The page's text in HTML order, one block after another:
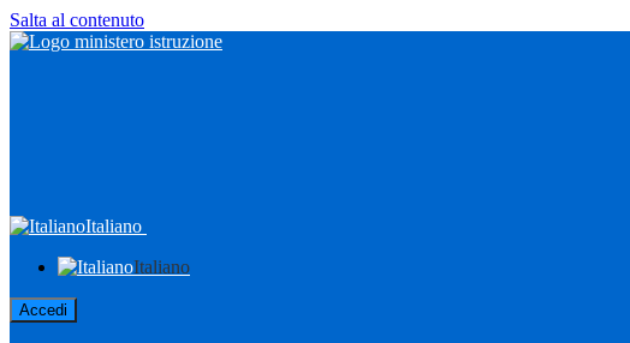
Salta al contenuto
Italiano
Italiano
Accedi